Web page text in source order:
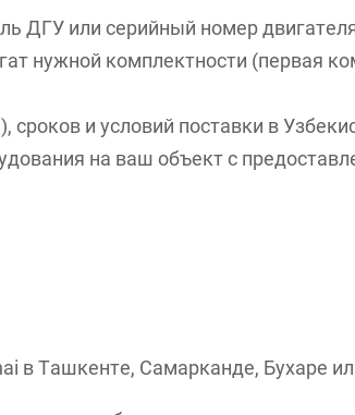
ДГУ или серийный номер
нужной комплектности (первая
и условий поставки в
на ваш объект с
в Ташкенте, Самарканде, Бухаре